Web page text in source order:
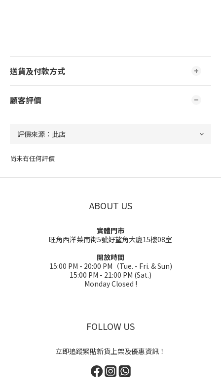
送貨及付款方式
顧客評價
尚未有任何評價
ABOUT US
實體門市
旺角西洋菜南街5號好望角大廈15樓08室
開放時間
15:00 PM - 20:00 PM（Tue. - Fri. & Sun)
15:00 PM - 21:00 PM (Sat.)
Monday Closed !
FOLLOW US
立即追蹤緊貼新貨上架及優惠資訊！